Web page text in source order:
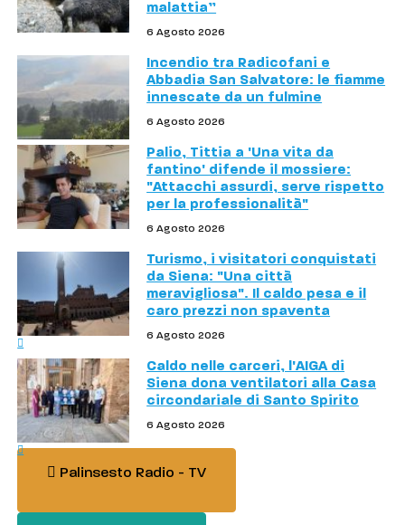
malattia”
6 Agosto 2026
Incendio tra Radicofani e
Abbadia San Salvatore: le fiamme
innescate da un fulmine
6 Agosto 2026
Palio, Tittia a 'Una vita da
fantino' difende il mossiere:
"Attacchi assurdi, serve rispetto
per la professionalità"
6 Agosto 2026
Turismo, i visitatori conquistati
da Siena: "Una città
meravigliosa". Il caldo pesa e il
caro prezzi non spaventa
6 Agosto 2026
Caldo nelle carceri, l'AIGA di
Siena dona ventilatori alla Casa
circondariale di Santo Spirito
6 Agosto 2026
Palinsesto Radio - TV